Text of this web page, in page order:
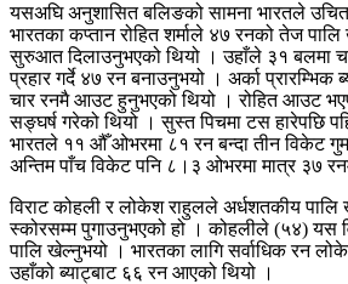
यसअघि अनुशासित बलिङको सामना भारतले
भारतका कप्तान रोहित शर्माले ४७ रनको तेज
सुरुआत दिलाउनुभएको थियो । उहाँले ३१ बलमा
प्रहार गर्दे ४७ रन बनाउनुभयो । अर्का
चार रनमै आउट हुनुभएको थियो । रोहित आउट
सङ्घर्ष गरेको थियो । सुस्त पिचमा टस हारेपछि
भारतले ११ औँ ओभरमा ८१ रन बन्दा तीन विकेट
अन्तिम पाँच विकेट पनि ८।३ ओभरमा मात्र ३७
विराट कोहली र लोकेश राहुलले अर्धशतकीय
स्कोरसम्म पुगाउनुभएको हो । कोहलीले (५४) यस
पालि खेल्नुभयो । भारतका लागि सर्वाधिक रन
उहाँको ब्याट्बाट ६६ रन आएको थियो ।